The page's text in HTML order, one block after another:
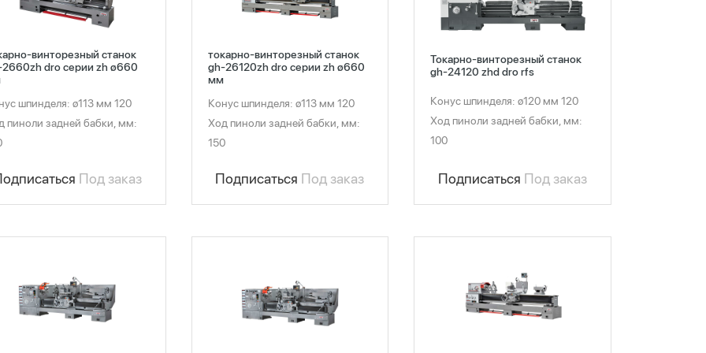
винторезный станок
dro серии zh ø660
шпинделя: ø113 мм 120
пиноли задней бабки, мм:
Под заказ
токарно-винторезный станок
gh-26120zh dro серии zh ø660
мм
Конус шпинделя: ø113 мм 120
Ход пиноли задней бабки, мм:
150
Подписаться Под заказ
Токарно-винторезный станок
gh-24120 zhd dro rfs
Конус шпинделя: ø120 мм 120
Ход пиноли задней бабки, мм:
100
Подписаться Под заказ